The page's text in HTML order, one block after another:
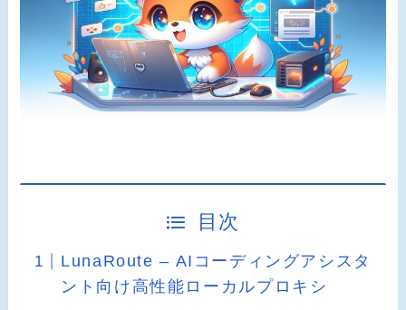
目次
LunaRoute – AIコーディングアシスタ
ント向け高性能ローカルプロキシ